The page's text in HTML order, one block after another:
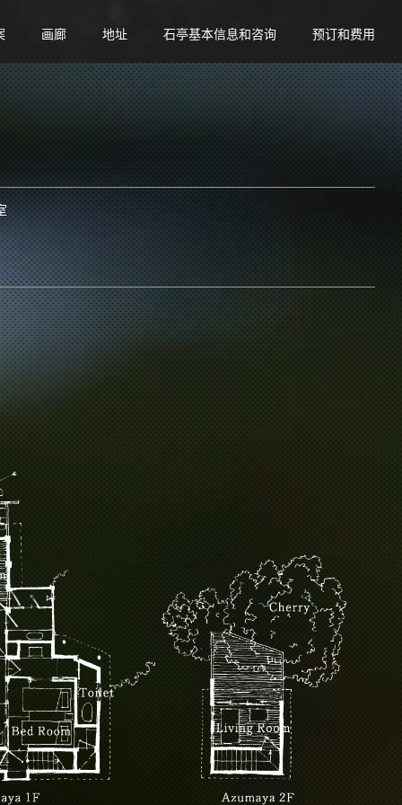
画廊 地址 石亭基本信息和咨询 预订和费用